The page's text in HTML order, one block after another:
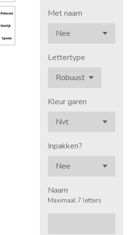
Met naam
Lettertype
Kleur garen
Inpakken?
Naam
Maximaal 7 letters